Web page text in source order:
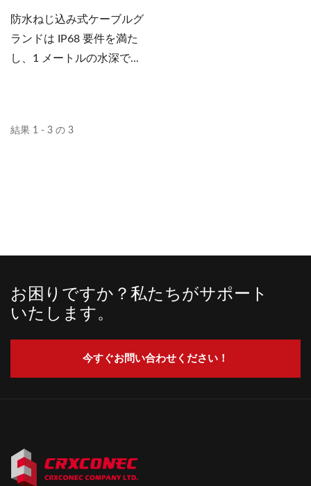
す。穴あけ、塗装、パンチ
ング、シルクスクリーン印
刷など、お客様の要件に応
防水ねじ込み式ケーブルグ
ランドは IP68 要件を満た
し、1 メートルの水深で...
結果 1 - 3 の 3
お困りですか？私たちがサポート
いたします。
今すぐお問い合わせください！